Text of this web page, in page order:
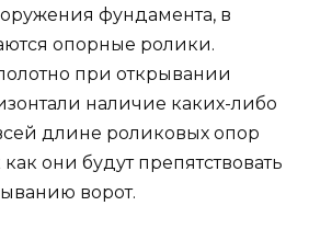
фундамента, в
опорные ролики.
при открывании
наличие каких-либо
длине роликовых опор
они будут препятствовать
ворот.